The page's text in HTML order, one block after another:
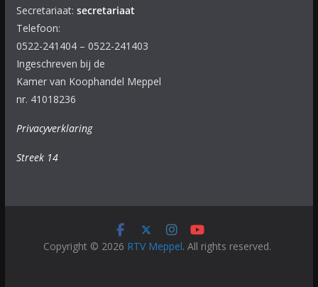
Secretariaat: secretariaat
Telefoon:
0522-241404 – 0522-241403
Ingeschreven bij de
Kamer van Koophandel Meppel
nr. 41018236
Privacyverklaring
Streek 14
Copyright © 2026 RTV Meppel. All rights reserved.